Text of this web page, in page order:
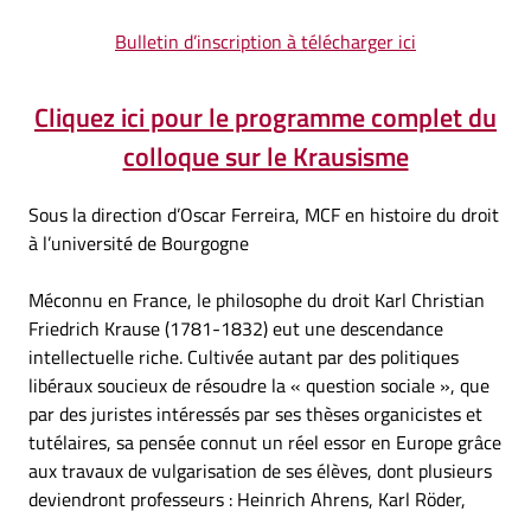
Bulletin d’inscription à télécharger ici
Cliquez ici pour le programme complet du
colloque sur le Krausisme
Sous la direction d’Oscar Ferreira, MCF en histoire du droit
à l’université de Bourgogne
Méconnu en France, le philosophe du droit Karl Christian
Friedrich Krause (1781-1832) eut une descendance
intellectuelle riche. Cultivée autant par des politiques
libéraux soucieux de résoudre la « question sociale », que
par des juristes intéressés par ses thèses organicistes et
tutélaires, sa pensée connut un réel essor en Europe grâce
aux travaux de vulgarisation de ses élèves, dont plusieurs
deviendront professeurs : Heinrich Ahrens, Karl Röder,